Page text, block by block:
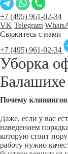
+7 (495) 961-02-34
VK Telegram
Свяжитесь с нами
+7 (495) 961-02-34
Уборка
Балашихе
Почему
Даже, если у вас
наведением
которую стоит
работу нужно